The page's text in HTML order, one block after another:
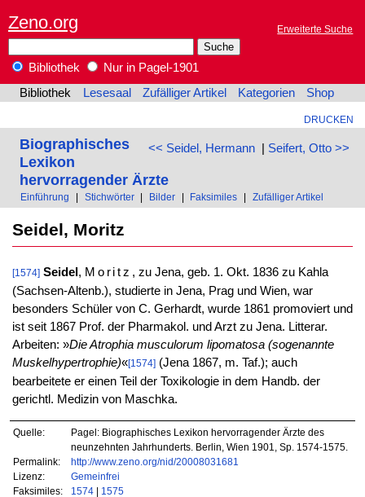
Zeno.org Erweiterte Suche
Bibliothek
Nur in Pagel-1901
Bibliothek
Lesesaal Zufälliger Artikel Kategorien Shop
DRUCKEN
<< Seidel, Hermann| Seifert, Otto >>
Biographisches
Lexikon
hervorragender Ärzte
Einführung Stichwörter Bilder Faksimiles Zufälliger Artikel
Seidel, Moritz
[1574] Seidel , Moritz , zu Jena, geb. 1. Okt. 1836 zu Kahla
(Sachsen-Altenb.), studierte in Jena, Prag und Wien, war
besonders Schüler von C. Gerhardt, wurde 1861 promoviert und
ist seit 1867 Prof. der Pharmakol. und Arzt zu Jena. Litterar.
Arbeiten: »Die Atrophia musculorum lipomatosa (sogenannte
Muskelhypertrophie)«[1574](Jena 1867, m. Taf.); auch
bearbeitete er einen Teil der Toxikologie in dem Handb. der
gerichtl. Medizin von Maschka.
Quelle:
Pagel: Biographisches Lexikon hervorragender Ärzte des
neunzehnten Jahrhunderts. Berlin, Wien 1901, Sp. 1574-1575.
Permalink:
http://www.zeno.org/nid/20008031681
Lizenz:
Gemeinfrei
Faksimiles:
1574| 1575